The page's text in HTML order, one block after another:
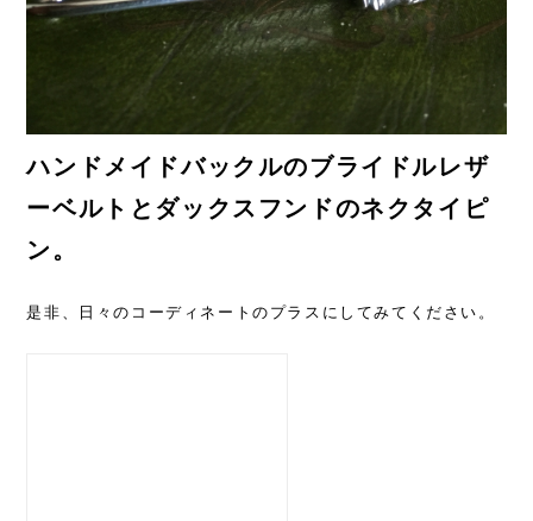
ハンドメイドバックルのブライドルレザ
ーベルトとダックスフンドのネクタイピ
ン。
是非、日々のコーディネートのプラスにしてみてください。